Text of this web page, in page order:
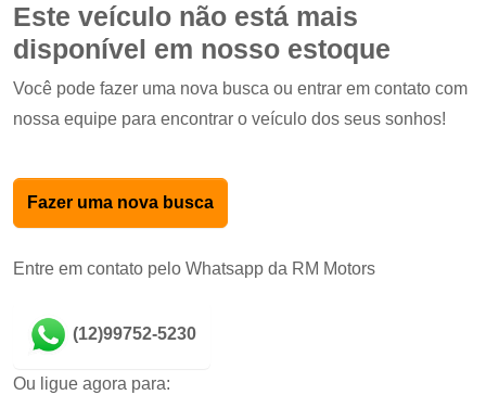
Este veículo não está mais
disponível em nosso estoque
Você pode fazer uma nova busca ou entrar em contato com
nossa equipe para encontrar o veículo dos seus sonhos!
Fazer uma nova busca
Entre em contato pelo Whatsapp da RM Motors
(12)99752-5230
Ou ligue agora para: